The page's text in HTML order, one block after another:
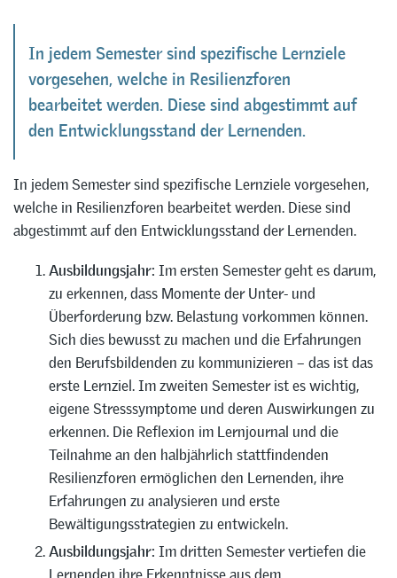
In jedem Semester sind spezifische Lernziele
vorgesehen, welche in Resilienzforen
bearbeitet werden. Diese sind abgestimmt auf
den Entwicklungsstand der Lernenden.
In jedem Semester sind spezifische Lernziele vorgesehen,
welche in Resilienzforen bearbeitet werden. Diese sind
abgestimmt auf den Entwicklungsstand der Lernenden.
Ausbildungsjahr: Im ersten Semester geht es darum,
zu erkennen, dass Momente der Unter- und
Überforderung bzw. Belastung vorkommen können.
Sich dies bewusst zu machen und die Erfahrungen
den Berufsbildenden zu kommunizieren – das ist das
erste Lernziel. Im zweiten Semester ist es wichtig,
eigene Stresssymptome und deren Auswirkungen zu
erkennen. Die Reflexion im Lernjournal und die
Teilnahme an den halbjährlich stattfindenden
Resilienzforen ermöglichen den Lernenden, ihre
Erfahrungen zu analysieren und erste
Bewältigungsstrategien zu entwickeln.
Ausbildungsjahr: Im dritten Semester vertiefen die